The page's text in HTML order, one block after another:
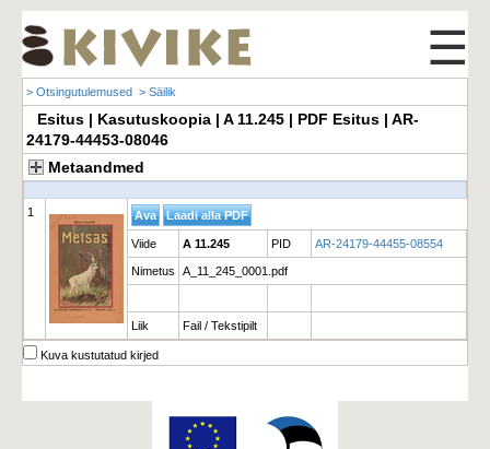
☰
> Otsingutulemused > Säilik
Esitus | Kasutuskoopia | A 11.245 | PDF Esitus | AR-
24179-44453-08046
Metaandmed
1
Viide A 11.245 PID AR-24179-44455-08554
Nimetus A_11_245_0001.pdf
Liik Fail / Tekstipilt
Kuva kustutatud kirjed